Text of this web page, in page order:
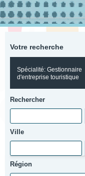
Votre recherche
Spécialité: Gestionnaire
d'entreprise touristique
Rechercher
Ville
Région